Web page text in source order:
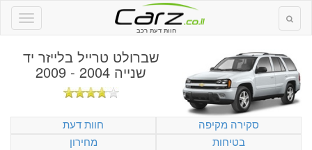
חוות דעת רכב
שברולט טרייל בלייזר יד
שנייה 2004 - 2009
סקירה מקיפה
חוות דעת
בטיחות
מחירון